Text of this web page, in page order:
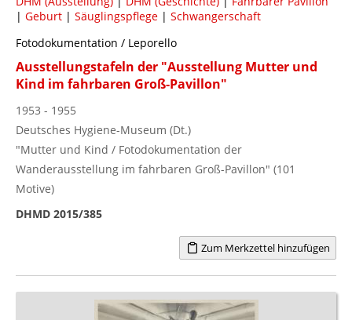
| Geburt | Säuglingspflege | Schwangerschaft
Fotodokumentation / Leporello
Ausstellungstafeln der "Ausstellung Mutter und
Kind im fahrbaren Groß-Pavillon"
1953 - 1955
Deutsches Hygiene-Museum (Dt.)
"Mutter und Kind / Fotodokumentation der
Wanderausstellung im fahrbaren Groß-Pavillon" (101
Motive)
DHMD 2015/385
Zum Merkzettel hinzufügen